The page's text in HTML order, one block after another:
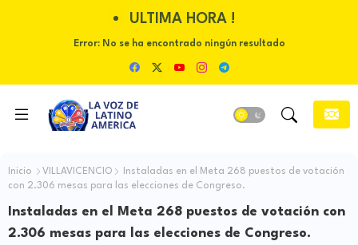
ULTIMA HORA !
Error:No se ha encontrado ningún resultado
Inicio VILLAVICENCIO
Instaladas en el Meta 268 puestos de votación
con 2.306 mesas para las elecciones de Congreso.
Instaladas en el Meta 268 puestos de votación con
2.306 mesas para las elecciones de Congreso.